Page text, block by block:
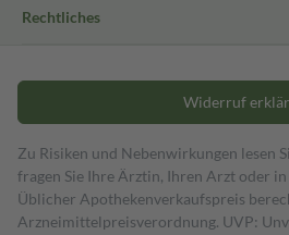
Rechtliches
Widerruf
Zu Risiken und Nebenwirkungen lesen
fragen Sie Ihre Ärztin, Ihren Arzt oder
Üblicher Apothekenverkaufspreis
Arzneimittelpreisverordnung. UVP: